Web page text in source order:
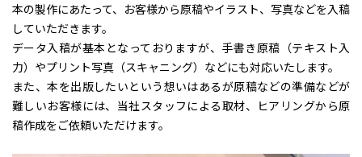
本の製作にあたって、お客様から原稿やイラスト、写真などを入稿
していただきます。
データ入稿が基本となっておりますが、手書き原稿（テキスト入
力）やプリント写真（スキャニング）などにも対応いたします。
また、本を出版したいという想いはあるが原稿などの準備などが
難しいお客様には、当社スタッフによる取材、ヒアリングから原
稿作成をご依頼いただけます。